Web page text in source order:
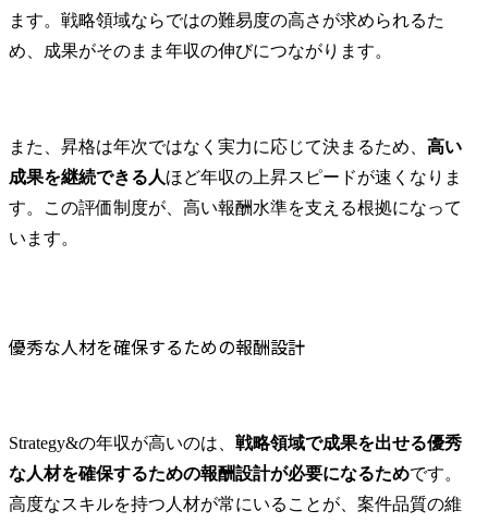
ます。戦略領域ならではの難易度の高さが求められるた
め、成果がそのまま年収の伸びにつながります。
また、昇格は年次ではなく実力に応じて決まるため、 高い
成果を継続できる人ほど年収の上昇スピードが速くなりま
す。この評価制度が、高い報酬水準を支える根拠になって
います。
優秀な人材を確保するための報酬設計
Strategy&の年収が高いのは、 戦略領域で成果を出せる優秀
な人材を確保するための報酬設計が必要になるためです。
高度なスキルを持つ人材が常にいることが、案件品質の維